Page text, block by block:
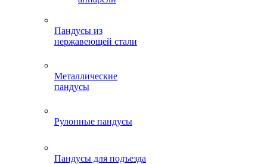
Пандусы из
нержавеющей стали
Металлические
пандусы
Рулонные пандусы
Пандусы для подъезда